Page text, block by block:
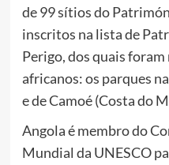
de 99 sítios do
inscritos na lista de
Perigo, dos quais
africanos: os parques
e de Camoé (Costa do
Angola é membro do
Mundial da UNESCO